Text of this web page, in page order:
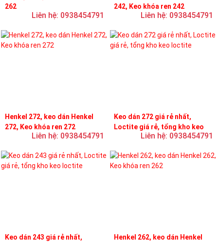
262
Liên hệ: 0938454791
242, Keo khóa ren 242
Liên hệ: 0938454791
Henkel 272, keo dán Henkel
272, Keo khóa ren 272
Liên hệ: 0938454791
Keo dán 272 giá rẻ nhất,
Loctite giá rẻ, tổng kho keo
Liên hệ: 0938454791
Keo dán 243 giá rẻ nhất,
Henkel 262, keo dán Henkel